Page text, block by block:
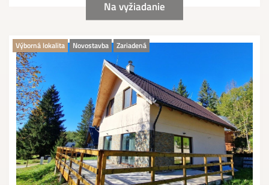
Na vyžiadanie
Výborná lokalita Novostavba Zariadená